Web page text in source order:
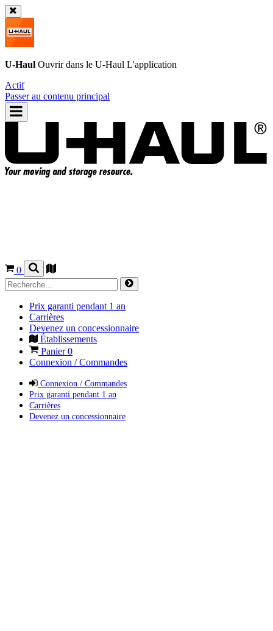
U-Haul Ouvrir dans le U-Haul L'application
Actif
Passer au contenu principal
0
Prix garanti pendant 1 an
Carrières
Devenez un concessionnaire
Établissements
Panier0
Connexion / Commandes
Connexion / Commandes
Prix garanti pendant 1 an
Carrières
Devenez un concessionnaire